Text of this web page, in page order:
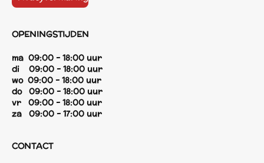
OPENINGSTIJDEN
ma 09:00 - 18:00 uur
di 09:00 - 18:00 uur
wo 09:00 - 18:00 uur
do 09:00 - 18:00 uur
vr 09:00 - 18:00 uur
za 09:00 - 17:00 uur
CONTACT